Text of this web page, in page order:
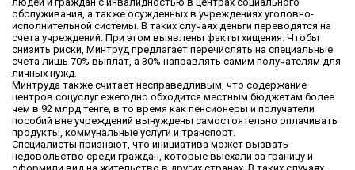
обслуживания, а также осужденных в учреждениях уголовно-
исполнительной системы. В таких случаях деньги переводятся на
счета учреждений. При этом выявлены факты хищения. Чтобы
снизить риски, Минтруд предлагает перечислять на специальные
счета лишь 70% выплат, а 30% направлять самим получателям для
личных нужд.
Минтруда также считает несправедливым, что содержание
центров соцуслуг ежегодно обходится местным бюджетам более
чем в 92 млрд тенге, в то время как пенсионеры и получатели
пособий вне учреждений вынуждены самостоятельно оплачивать
продукты, коммунальные услуги и транспорт.
Специалисты признают, что инициатива может вызвать
недовольство среди граждан, которые выехали за границу и